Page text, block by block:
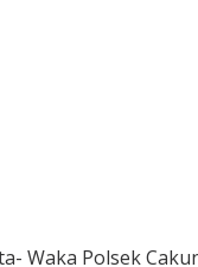
Waka Polsek